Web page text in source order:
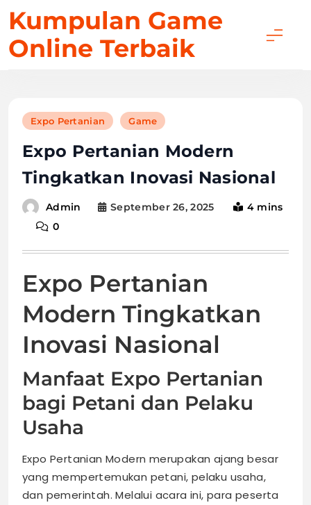
content
Kumpulan Game
Online Terbaik
Expo Pertanian Game
Expo Pertanian Modern
Tingkatkan Inovasi Nasional
Admin September 26, 2025
4 mins
0
Expo Pertanian
Modern Tingkatkan
Inovasi Nasional
Manfaat Expo Pertanian
bagi Petani dan Pelaku
Usaha
Expo Pertanian Modern merupakan ajang besar
yang mempertemukan petani, pelaku usaha,
dan pemerintah. Melalui acara ini, para peserta